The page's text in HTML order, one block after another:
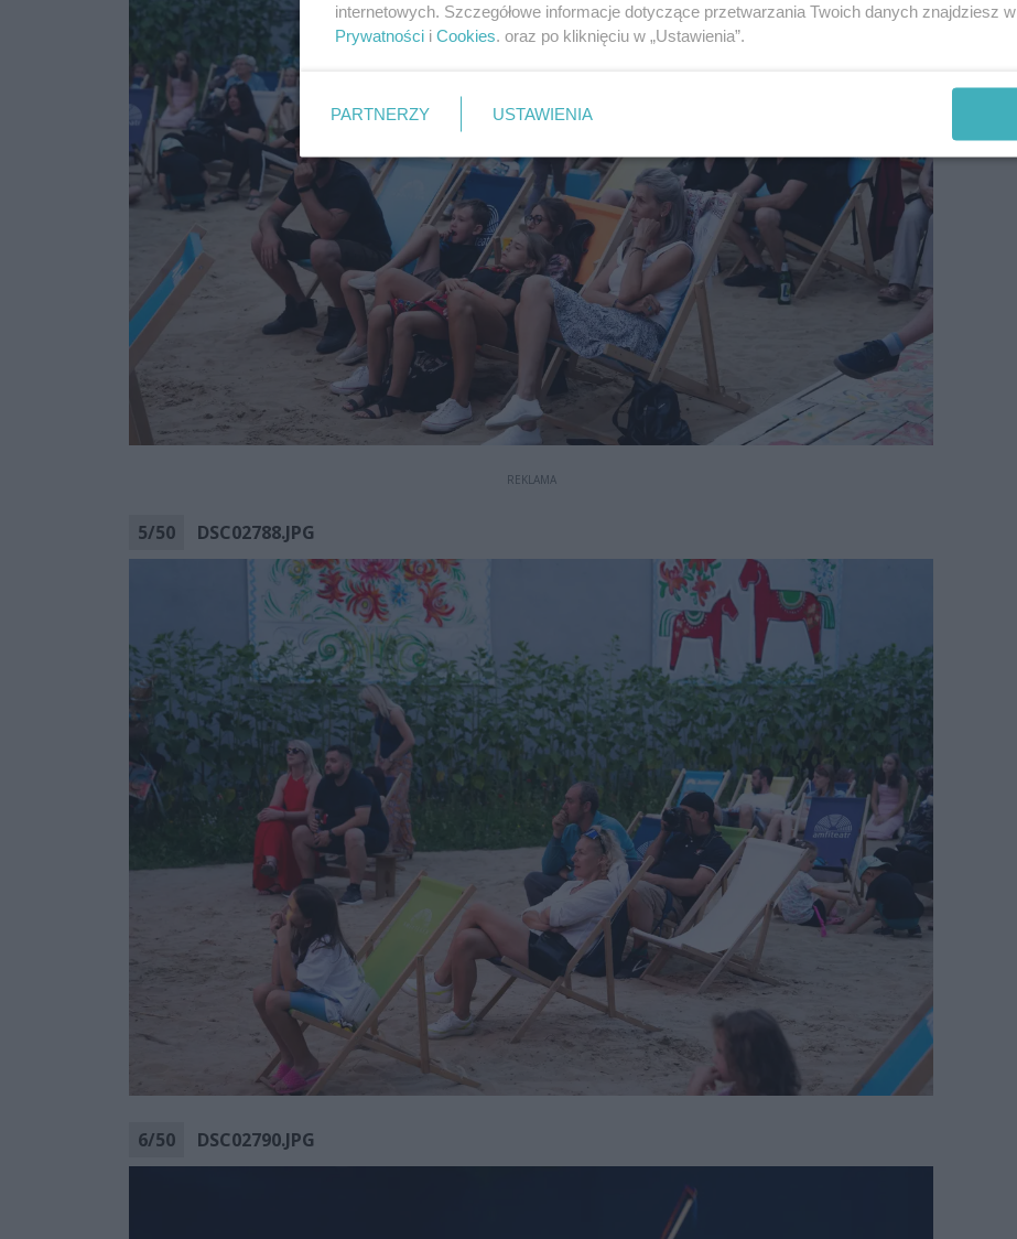
REKLAMA
5/50 DSC02788.JPG
6/50 DSC02790.JPG
internetowych. Szczegółowe informacje dotyczące przetwarzania Twoich danych znajdziesz w
Prywatności i Cookies. oraz po kliknięciu w „Ustawienia”.
PARTNERZY USTAWIENIA